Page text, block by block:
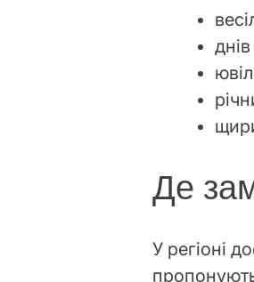
Де
У регіоні